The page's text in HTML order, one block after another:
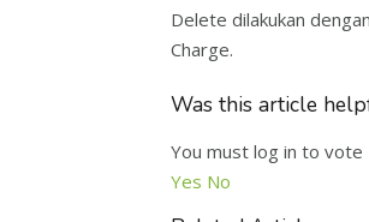
Delete dilakukan
Charge.
Was this article
You must log in to vote
Yes No